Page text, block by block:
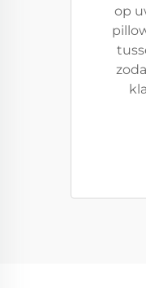
op